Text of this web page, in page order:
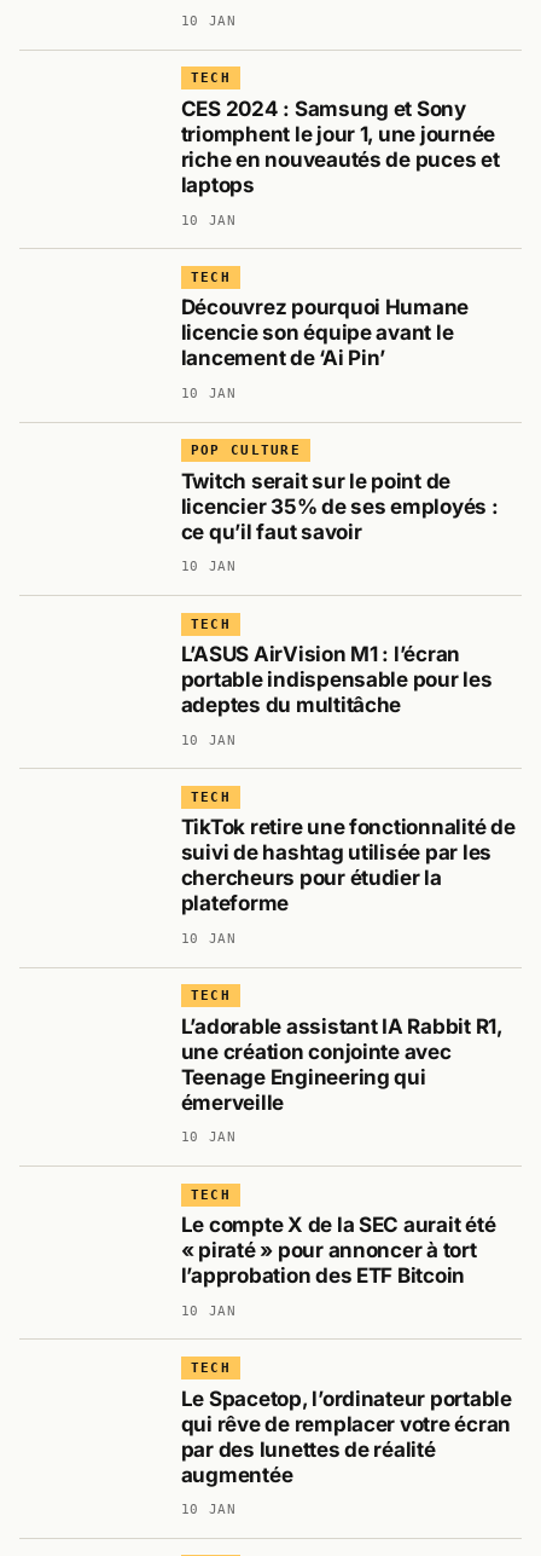
10 JAN
TECH
CES 2024 : Samsung et Sony
triomphent le jour 1, une journée
riche en nouveautés de puces et
laptops
10 JAN
TECH
Découvrez pourquoi Humane
licencie son équipe avant le
lancement de ‘Ai Pin’
10 JAN
POP CULTURE
Twitch serait sur le point de
licencier 35% de ses employés :
ce qu’il faut savoir
10 JAN
TECH
L’ASUS AirVision M1 : l’écran
portable indispensable pour les
adeptes du multitâche
10 JAN
TECH
TikTok retire une fonctionnalité de
suivi de hashtag utilisée par les
chercheurs pour étudier la
plateforme
10 JAN
TECH
L’adorable assistant IA Rabbit R1,
une création conjointe avec
Teenage Engineering qui
émerveille
10 JAN
TECH
Le compte X de la SEC aurait été
« piraté » pour annoncer à tort
l’approbation des ETF Bitcoin
10 JAN
TECH
Le Spacetop, l’ordinateur portable
qui rêve de remplacer votre écran
par des lunettes de réalité
augmentée
10 JAN